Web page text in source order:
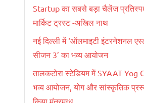
Startup का सबसे बड़ा चैलेंज
मार्किट ट्रस्ट -अखिल नाथ
नई दिल्ली में ‘ऑलमाइटी इंटरनेशनल
सीजन 3’ का भव्य आयोजन
तालकटोरा स्टेडियम में SYAAT Yog
भव्य आयोजन, योग और सांस्कृतिक
किया मंत्रमुग्ध